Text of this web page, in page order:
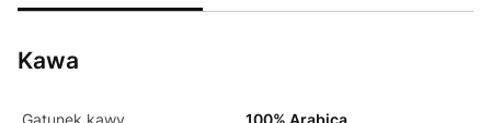
Kawa
Gatunek kawy 100% Arabica